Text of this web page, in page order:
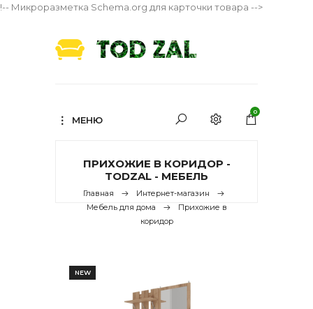
!-- Микроразметка Schema.org для карточки товара -->
МЕНЮ
0
ПРИХОЖИЕ В КОРИДОР -
TODZAL - МЕБЕЛЬ
Главная
Интернет-магазин
Мебель для дома
Прихожие в
коридор
NEW